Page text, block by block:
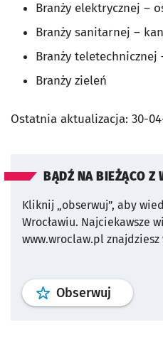
Branży elektrycznej –
Branży sanitarnej –
Branży teletechnicznej
Branży zieleń
Ostatnia aktualizacja: 30-
BĄDŹ NA BIEŻĄCO Z
Kliknij „obserwuj”, aby
Wrocławiu. Najciekawsze
www.wroclaw.pl znajdziesz
Obserwuj profil